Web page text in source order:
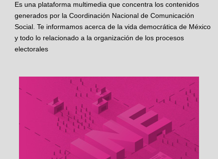
Es una plataforma multimedia que concentra los contenidos
generados por la Coordinación Nacional de Comunicación
Social. Te informamos acerca de la vida democrática de México
y todo lo relacionado a la organización de los procesos
electorales